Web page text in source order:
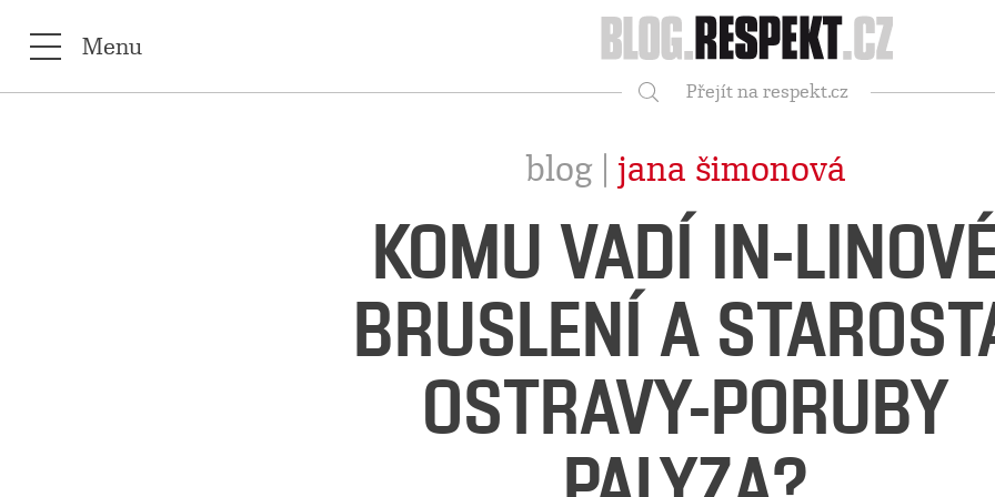
Respekt
Menu
Přejít na respekt.cz
blog | jana šimonová
KOMU VADÍ IN-
BRUSLENÍ A
OSTRAVY-PORUBY